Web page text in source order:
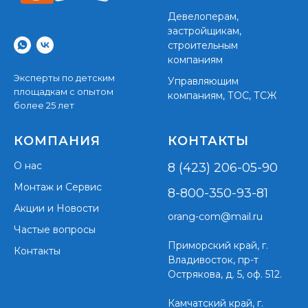
Эксперты по детским
площадкам с опытом
более 25 лет
Девелоперам,
застройщикам,
строительным
компаниям
Управляющим
компаниям, ТОС, ТСЖ
КОМПАНИЯ
О нас
Монтаж и Сервис
Акции и Новости
Частые вопросы
Контакты
КОНТАКТЫ
8 (423) 206-05-90
8-800-350-93-81
orang-com@mail.ru
Приморский край, г.
Владивосток, пр-т
Острякова, д. 5, оф. 512.
Камчатский край, г.